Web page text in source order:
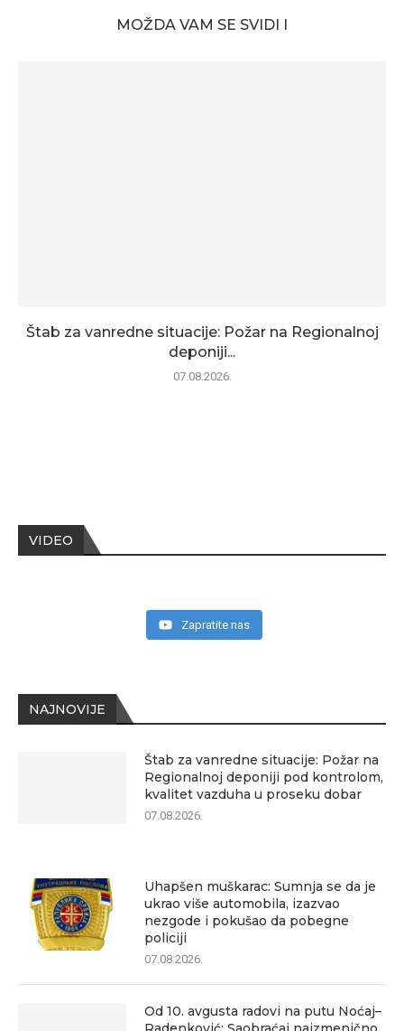
MOŽDA VAM SE SVIDI I
Štab za vanredne situacije: Požar na Regionalnoj
deponiji...
07.08.2026.
NAJNOVIJE
Štab za vanredne situacije: Požar na
Regionalnoj deponiji pod kontrolom,
kvalitet vazduha u proseku dobar
07.08.2026.
Uhapšen muškarac: Sumnja se da je
ukrao više automobila, izazvao
nezgode i pokušao da pobegne
policiji
07.08.2026.
Od 10. avgusta radovi na putu Noćaj–
VIDEO
Zapratite nas